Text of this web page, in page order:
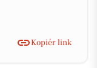
Kopiér link